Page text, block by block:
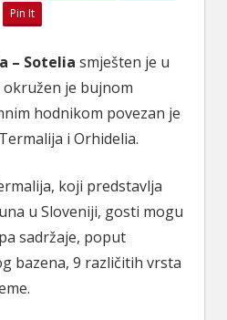
Pin It
– Sotelia smješten je u
je bujnom
hodnikom povezan je
i Orhidelia.
koji predstavlja
u Sloveniji, gosti mogu
sadržaje, poput
bazena, 9 različitih vrsta